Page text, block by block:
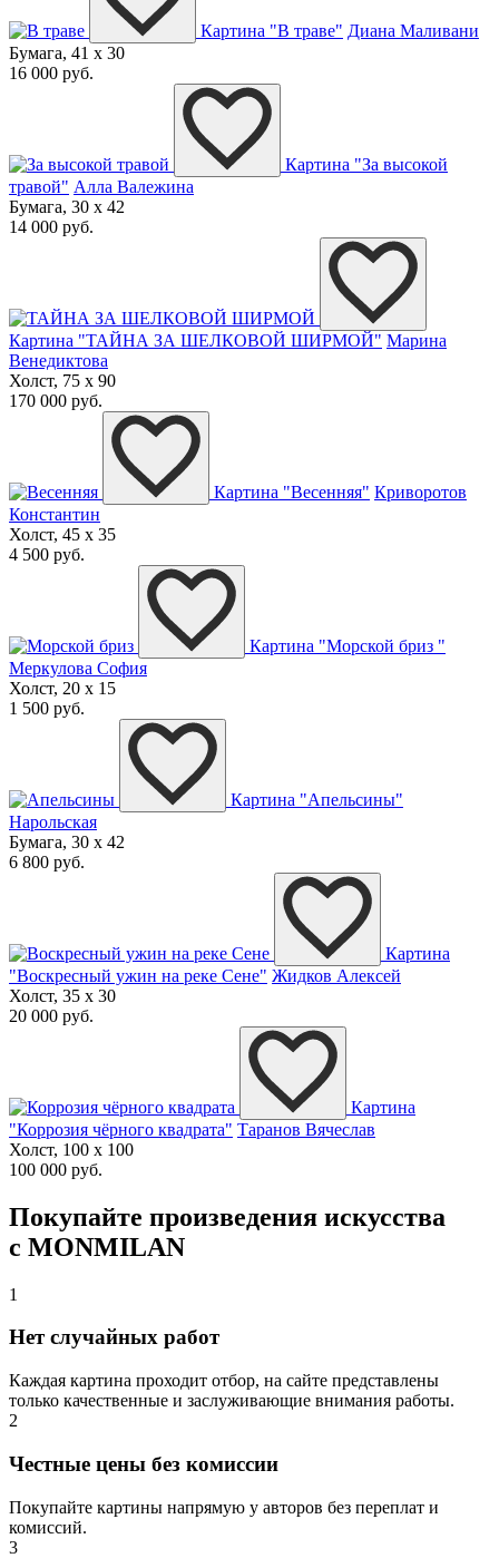
Картина "В траве" Диана Маливани
Бумага, 41 x 30
16 000 руб.
Картина "За высокой
травой" Алла Валежина
Бумага, 30 x 42
14 000 руб.
Картина "ТАЙНА ЗА ШЕЛКОВОЙ ШИРМОЙ" Марина
Венедиктова
Холст, 75 x 90
170 000 руб.
Картина "Весенняя" Криворотов
Константин
Холст, 45 x 35
4 500 руб.
Картина "Морской бриз "
Меркулова София
Холст, 20 x 15
1 500 руб.
Картина "Апельсины"
Нарольская
Бумага, 30 x 42
6 800 руб.
Картина
"Воскресный ужин на реке Сене" Жидков Алексей
Холст, 35 x 30
20 000 руб.
Картина
"Коррозия чёрного квадрата" Таранов Вячеслав
Холст, 100 x 100
100 000 руб.
Покупайте произведения искусства
с MONMILAN
1
Нет случайных работ
Каждая картина проходит отбор, на сайте представлены
только качественные и заслуживающие внимания работы.
2
Честные цены без комиссии
Покупайте картины напрямую у авторов без переплат и
комиссий.
3